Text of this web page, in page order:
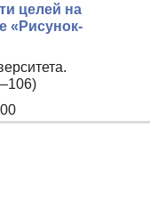
целей на
«Рисунок-